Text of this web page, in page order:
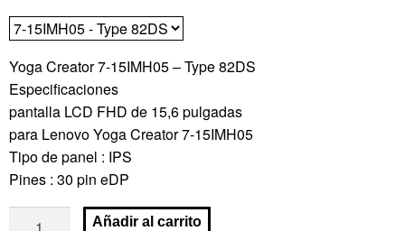
Yoga Creator 7-15IMH05 – Type 82DS
Especificaciones
pantalla LCD FHD de 15,6 pulgadas
para Lenovo Yoga Creator 7-15IMH05
Tipo de panel : IPS
Pines : 30 pin eDP
Añadir al carrito